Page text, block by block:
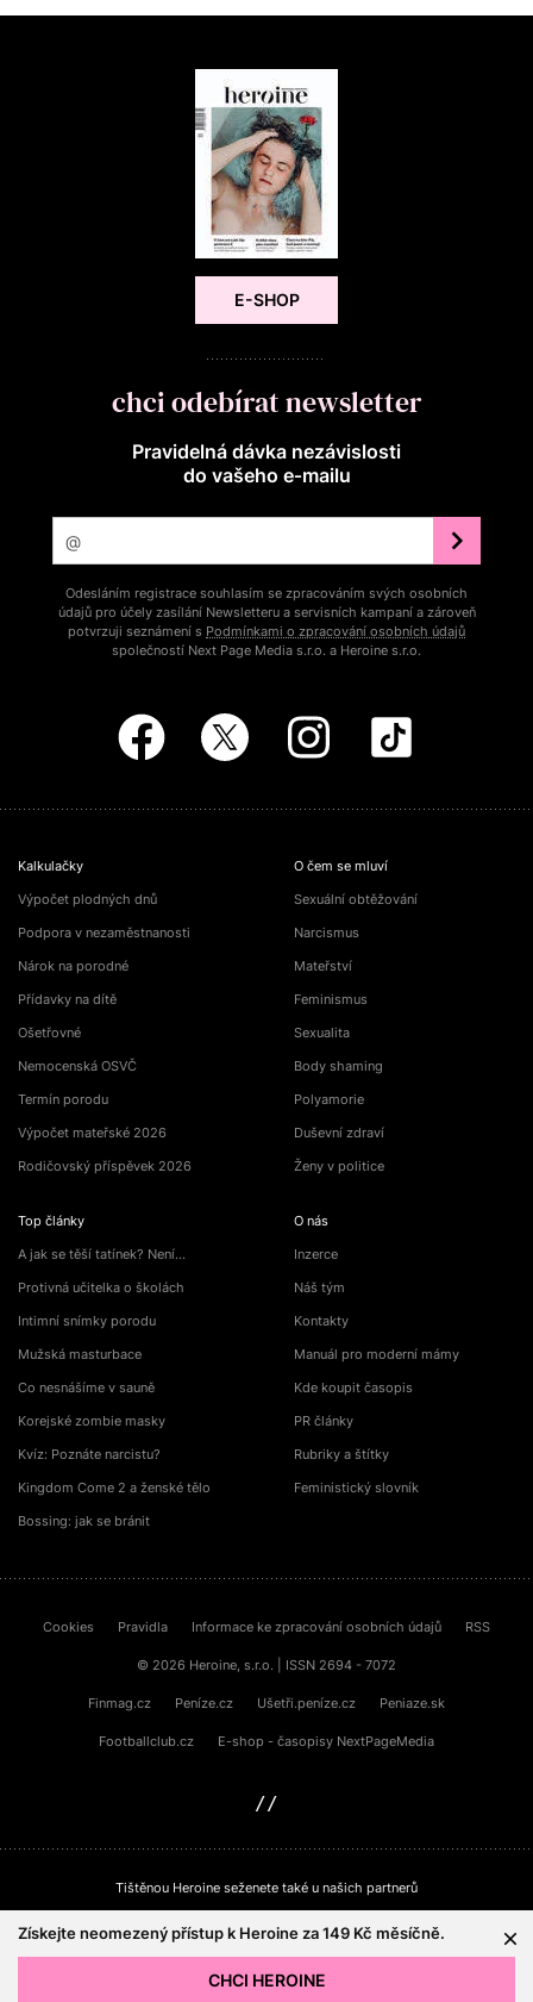
E-SHOP
chci odebírat newsletter
Pravidelná dávka nezávislosti
do vašeho e‑mailu
Odesláním registrace souhlasím se zpracováním svých osobních
údajů pro účely zasílání Newsletteru a servisních kampaní a zároveň
potvrzuji seznámení s Podmínkami o zpracování osobních údajů
společností Next Page Media s.r.o. a Heroine s.r.o.
Kalkulačky
Výpočet plodných dnů
Podpora v nezaměstnanosti
Nárok na porodné
Přídavky na dítě
Ošetřovné
Nemocenská OSVČ
Termín porodu
Výpočet mateřské 2026
Rodičovský příspěvek 2026
Top články
A jak se těší tatínek? Není…
Protivná učitelka o školách
Intimní snímky porodu
Mužská masturbace
Co nesnášíme v sauně
Korejské zombie masky
Kvíz: Poznáte narcistu?
Kingdom Come 2 a ženské tělo
Bossing: jak se bránit
O čem se mluví
Sexuální obtěžování
Narcismus
Mateřství
Feminismus
Sexualita
Body shaming
Polyamorie
Duševní zdraví
Ženy v politice
O nás
Inzerce
Náš tým
Kontakty
Manuál pro moderní mámy
Kde koupit časopis
PR články
Rubriky a štítky
Feministický slovník
Cookies Pravidla Informace ke zpracování osobních údajů RSS
© 2026 Heroine, s.r.o. | ISSN 2694 - 7072
Finmag.cz Peníze.cz Ušetři.peníze.cz Peniaze.sk
Footballclub.cz E-shop - časopisy NextPageMedia
Tištěnou Heroine seženete také u našich partnerů
Získejte neomezený přístup k Heroine za 149 Kč měsíčně.
CHCI HEROINE